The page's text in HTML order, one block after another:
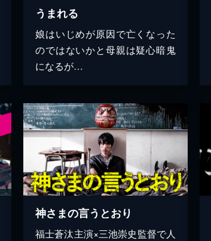
うまれる
娘はいじめが原因で亡くなった
のではないかと母親は疑心暗鬼
になるが…
神さまの言うとおり
福士蒼汰主演×三池崇史監督で人